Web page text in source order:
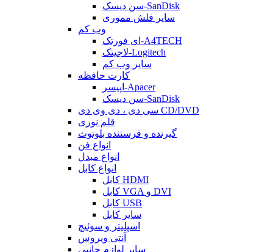
سن دیسک-SanDisk
سایر فلش مموری
وب کم
ای فورتک-A4TECH
لاجیتک-Logitech
سایر وب کم
کارت حافظه
اپیسر-Apacer
سن دیسک-SanDisk
سی دی ، دی وی دی CD/DVD
قلم نوری
گیرنده و فرستنده بلوتوث
انواع فن
انواع مبدل
انواع کابل
کابل HDMI
کابل VGA و DVI
کابل USB
سایر کابل
اسپلیتر و سوئیچ
آنتی ویروس
سایر لوازم جانبی